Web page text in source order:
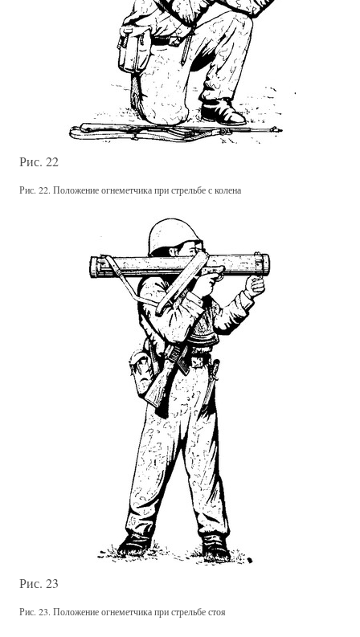
Рис. 22
Рис. 22. Положение огнеметчика при стрельбе с колена
Рис. 23
Рис. 23. Положение огнеметчика при стрельбе стоя